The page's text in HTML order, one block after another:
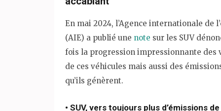
En mai 2024, l’Agence internationale de
(AIE) a publié une note sur les SUV
fois la progression impressionnante des
de ces véhicules mais aussi des
qu’ils génèrent.
• SUV, vers toujours plus d’émissions de